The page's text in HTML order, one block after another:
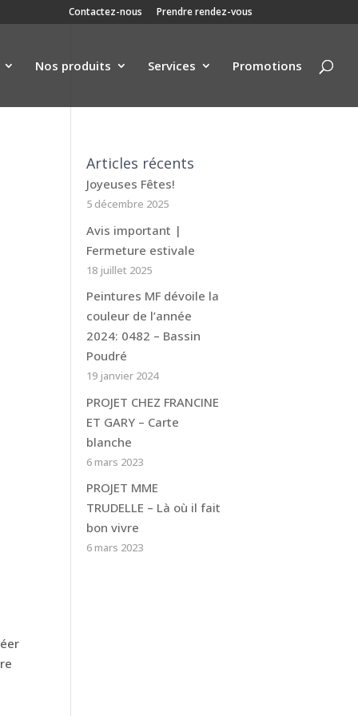
Contactez-nous Prendre rendez-vous
Nos produits Services Promotions
Articles récents
Joyeuses Fêtes!
5 décembre 2025
Avis important |
Fermeture estivale
18 juillet 2025
Peintures MF dévoile la
couleur de l’année
2024: 0482 – Bassin
Poudré
19 janvier 2024
PROJET CHEZ FRANCINE
ET GARY – Carte
blanche
6 mars 2023
PROJET MME
TRUDELLE – Là où il fait
bon vivre
6 mars 2023